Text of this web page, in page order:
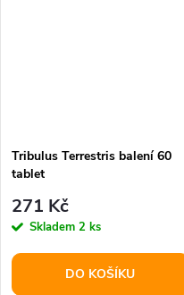
Tribulus Terrestris balení 60
tablet
271 Kč
Skladem 2 ks
DO KOŠÍKU